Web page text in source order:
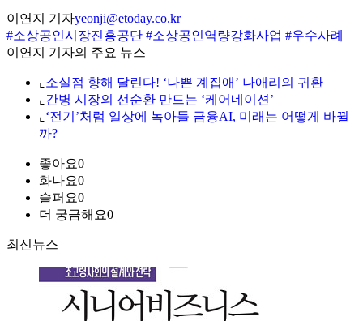
이연지 기자yeonji@etoday.co.kr
#소상공인시장진흥공단 #소상공인역량강화사업 #우수사례
이연지 기자의 주요 뉴스
⌞ 소실점 향해 달린다! ‘나쁜 계집애’ 나애리의 귀환
⌞ 간병 시장의 선순환 만드는 ‘케어네이션’
⌞ ‘전기’처럼 일상에 녹아들 금융AI, 미래는 어떻게 바뀔
까?
좋아요0
화나요0
슬퍼요0
더 궁금해요0
최신뉴스